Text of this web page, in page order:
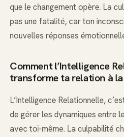
que le changement opère. La
pas une fatalité, car ton
nouvelles réponses
Comment l’Intelligence
transforme ta relation à
L’Intelligence Relationnelle,
de gérer les dynamiques entre
avec toi-même. La culpabilité